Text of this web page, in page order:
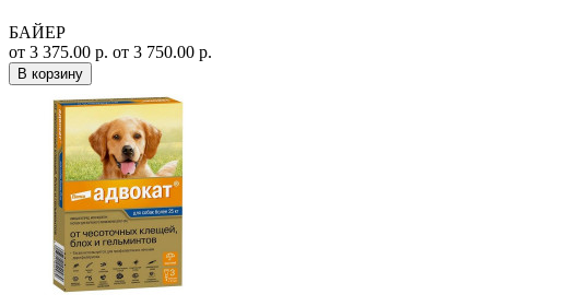
БАЙЕР
от 3 375.00 р. от 3 750.00 р.
В корзину